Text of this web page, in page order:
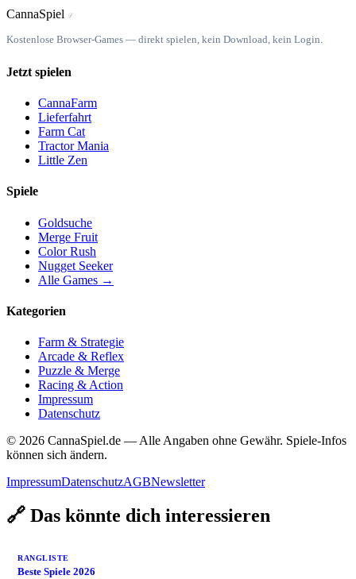
CannaSpiel ℒ
Kostenlose Browser-Games — direkt spielen, kein Download, kein Login.
Jetzt spielen
CannaFarm
Lieferfahrt
Farm Cat
Tractor Mania
Little Zen
Spiele
Goldsuche
Merge Fruit
Color Rush
Nugget Seeker
Alle Games →
Kategorien
Farm & Strategie
Arcade & Reflex
Puzzle & Merge
Racing & Action
Impressum
Datenschutz
© 2026 CannaSpiel.de — Alle Angaben ohne Gewähr. Spiele-Infos
können sich ändern.
ImpressumDatenschutzAGBNewsletter
🔗 Das könnte dich interessieren
RANGLISTE
Beste Spiele 2026